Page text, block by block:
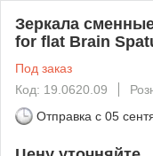
Зеркала
for flat Brain
Под заказ
Код: 19.0620.09
Отправка с 05